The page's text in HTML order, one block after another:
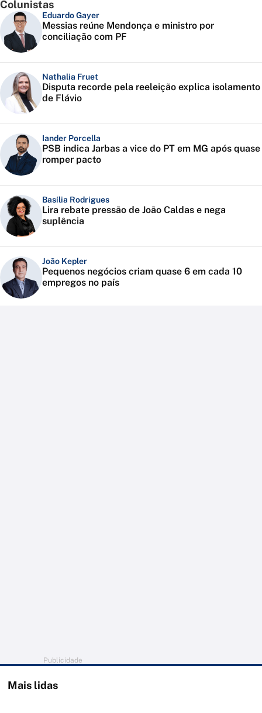
Colunistas
Eduardo Gayer
Messias reúne Mendonça e ministro por
conciliação com PF
Nathalia Fruet
Disputa recorde pela reeleição explica isolamento
de Flávio
Iander Porcella
PSB indica Jarbas a vice do PT em MG após quase
romper pacto
Basília Rodrigues
Lira rebate pressão de João Caldas e nega
suplência
João Kepler
Pequenos negócios criam quase 6 em cada 10
empregos no país
Publicidade
Mais lidas